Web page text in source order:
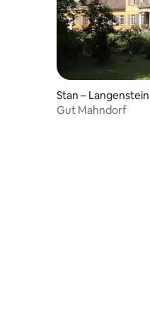
Stan – Langenstein
Gut Mahndorf